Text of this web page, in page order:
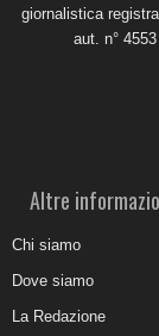
giornalistica
aut. n°
Altre
Chi siamo
Dove siamo
La Redazione